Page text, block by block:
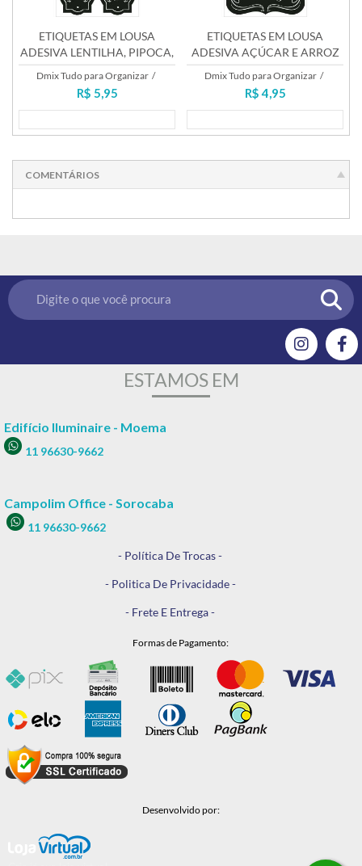
ETIQUETAS EM LOUSA
ADESIVA LENTILHA, PIPOCA,
FAROFA E FUBÁ
Dmix Tudo para Organizar /
R$ 5,95
ETIQUETAS EM LOUSA
ADESIVA AÇÚCAR E ARROZ
Dmix Tudo para Organizar /
R$ 4,95
COMENTÁRIOS
ESTAMOS EM
Edifício Iluminaire - Moema
11 96630-9662
Campolim Office - Sorocaba
11 96630-9662
- Política De Trocas -
- Politica De Privacidade -
- Frete E Entrega -
Formas de Pagamento:
Desenvolvido por: